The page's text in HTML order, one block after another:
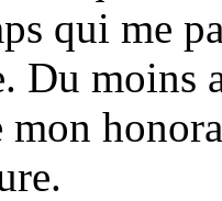
qui me
Du moins
mon